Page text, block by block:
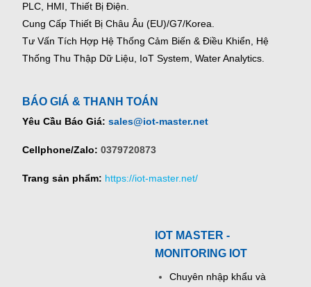
PLC, HMI, Thiết Bị Điện.
Cung Cấp Thiết Bị Châu Âu (EU)/G7/Korea.
Tư Vấn Tích Hợp Hệ Thống Cảm Biến & Điều Khiển, Hệ
Thống Thu Thập Dữ Liệu, IoT System, Water Analytics.
BÁO GIÁ & THANH TOÁN
Yêu Cầu Báo Giá: sales@iot-master.net
Cellphone/Zalo: 0379720873
Trang sản phẩm: https://iot-master.net/
IOT MASTER -
MONITORING IOT
Chuyên nhập khẩu và